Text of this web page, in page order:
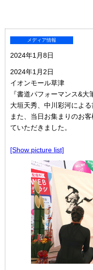
メディア情報
2024年1月8日
2024年1月2日
イオンモール草津
『書道パフォーマンス&大
大垣天秀、中川彩河によ
また、当日お集まりのお
ていただきました。
[Show picture list]